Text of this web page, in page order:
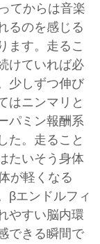
てからは音楽
るのを感じる
ます。走るこ
けていれば必
少しずつ伸び
はニンマリと
パミン報酬系
た。走ること
たいそう身体
が軽くなる
βエンドルフィ
やすい脳内環
できる瞬間で